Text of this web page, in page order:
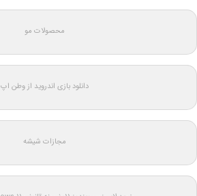
محصولات مو
دانلود بازی اندروید از وطن اپ
مجازات شیشه